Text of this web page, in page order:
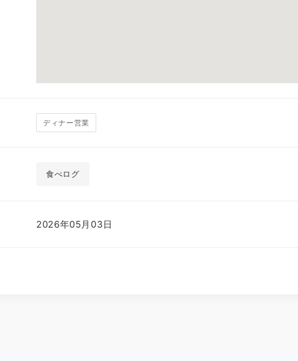
ディナー営業
食べログ
2026年05月03日